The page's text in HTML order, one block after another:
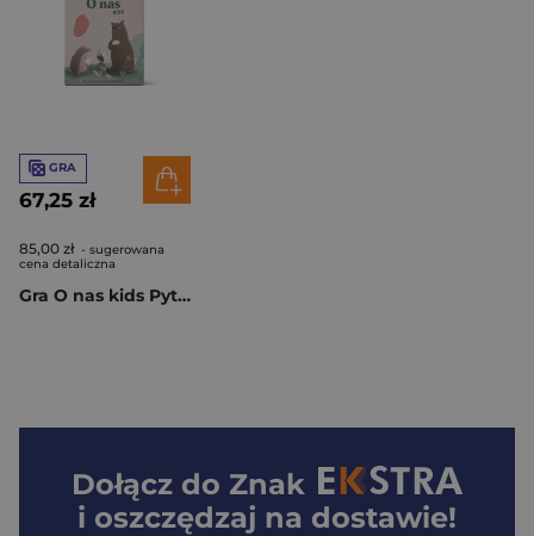
GRA
67,25 zł
85,00 zł - sugerowana
cena detaliczna
Gra O nas kids Pytania dla młodszej generacji
Dołącz do Znak
i oszczędzaj na dostawie!